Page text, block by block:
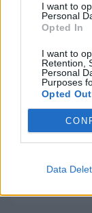
I want to
Personal
Opted In
I want to
Retention,
Personal
Purposes
Opted Out
Data
Δείτε τo
ρεπορτάζ
το «Rock